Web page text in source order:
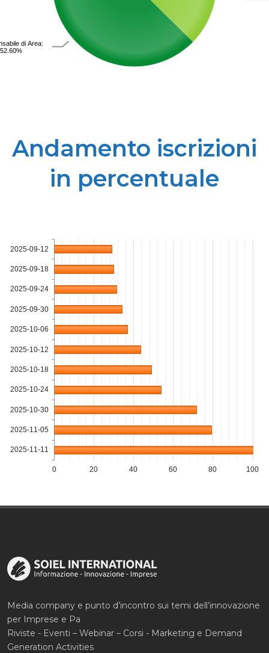
di Area:
52.60%
Andamento iscrizioni
in percentuale
2025-09-12
2025-09-18
2025-09-24
2025-09-30
2025-10-06
2025-10-12
2025-10-18
2025-10-24
2025-10-30
2025-11-05
2025-11-11
0 20 40 60 80 100
Media company e punto d’incontro sui temi dell’innovazione
per Imprese e Pa
Riviste - Eventi – Webinar – Corsi - Marketing e Demand
Generation Activities